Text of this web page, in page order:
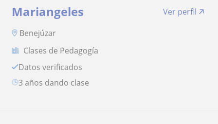
Mariangeles
Ver perfil
Benejúzar
Clases de Pedagogía
Datos verificados
3 años dando clase